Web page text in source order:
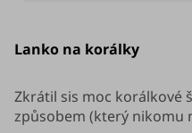
Lanko na korálky
produktu
z
hvězdiček.
Zkrátil sis moc korálkové
způsobem (který nikomu